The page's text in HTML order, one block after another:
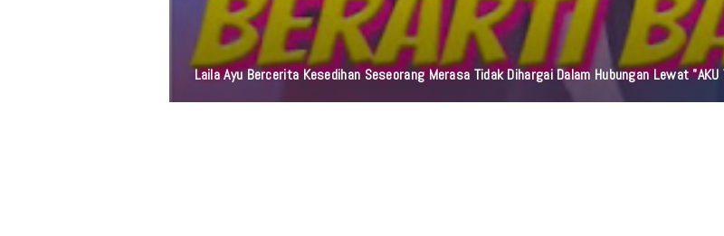
Laila Ayu Bercerita Kesedihan Seseorang Merasa Tidak Dihargai Dalam Hubungan Lewat "AKU